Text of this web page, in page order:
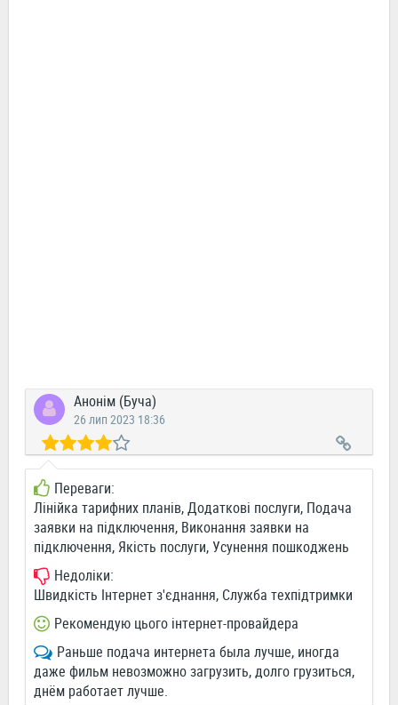
Анонім (Буча)
26 лип 2023 18:36
Переваги:
Лінійка тарифних планів, Додаткові послуги, Подача
заявки на підключення, Виконання заявки на
підключення, Якість послуги, Усунення пошкоджень
Недоліки:
Швидкість Інтернет з'єднання, Служба техпідтримки
Рекомендую цього інтернет-провайдера
Раньше подача интернета была лучше, иногда
даже фильм невозможно загрузить, долго грузиться,
днём работает лучше.